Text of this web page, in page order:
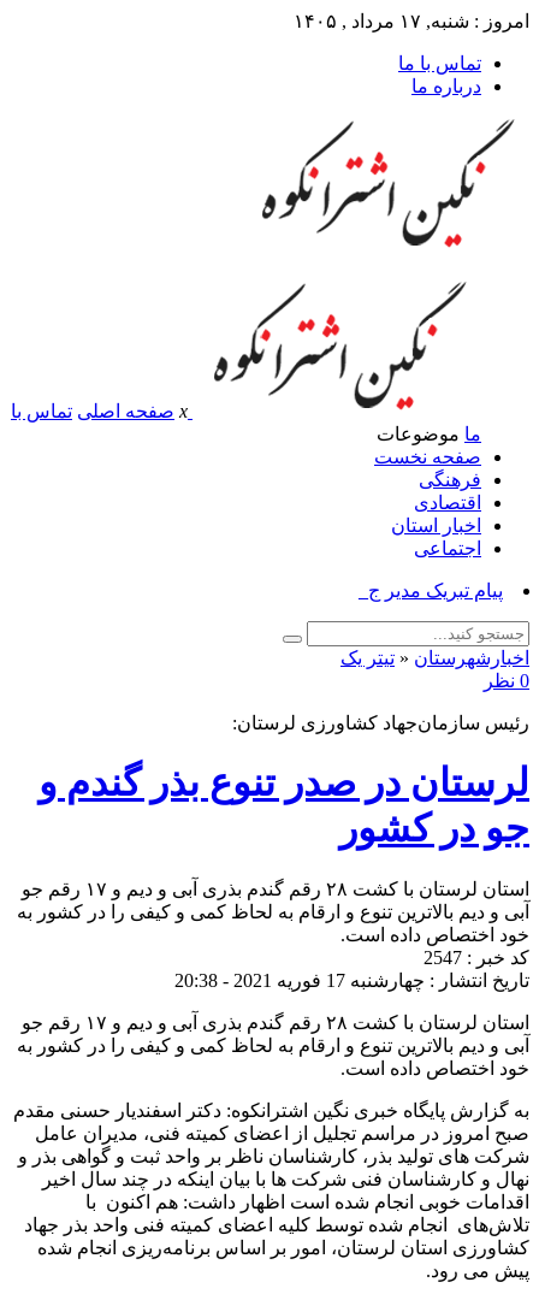
امروز : شنبه, ۱۷ مرداد , ۱۴۰۵
تماس با ما
درباره ما
x صفحه اصلی تماس با
ما موضوعات
صفحه نخست
فرهنگی
اقتصادی
اخبار استان
اجتماعی
پیام تبریک مدیر جهاد کشا_
اخبارشهرستان « تیتر یک
0 نظر
رئیس سازمان‌جهاد کشاورزی لرستان:
لرستان در صدر تنوع بذر گندم و
جو در کشور
استان لرستان با کشت ۲۸ رقم گندم بذری آبی و دیم و ۱۷ رقم جو
آبی و دیم بالاترین تنوع و ارقام به لحاظ کمی و کیفی را در کشور به
خود اختصاص داده است.
کد خبر : 2547
تاریخ انتشار : چهارشنبه 17 فوریه 2021 - 20:38
استان لرستان با کشت ۲۸ رقم گندم بذری آبی و دیم و ۱۷ رقم جو
آبی و دیم بالاترین تنوع و ارقام به لحاظ کمی و کیفی را در کشور به
خود اختصاص داده است.
به گزارش پایگاه خبری نگین اشترانکوه: دکتر اسفندیار حسنی مقدم
صبح امروز در مراسم تجلیل از اعضای کمیته فنی، مدیران عامل
شرکت های تولید بذر، کارشناسان ناظر بر واحد ثبت و گواهی بذر و
نهال و کارشناسان فنی شرکت ها با بیان اینکه در چند سال اخیر
اقدامات خوبی انجام شده است اظهار داشت: هم اکنون با
تلاش‌های انجام شده توسط کلیه اعضای کمیته فنی واحد بذر جهاد
کشاورزی استان لرستان، امور بر اساس برنامه‌ریزی انجام شده
پیش می رود.